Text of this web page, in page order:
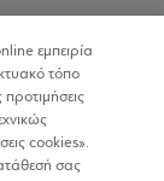
εμπειρία
τόπο
προτιμήσεις
cookies».
σας